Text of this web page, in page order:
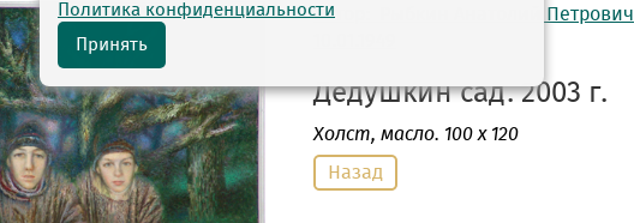
автор: Рыбкин Анатолий Петрович
Дедушкин сад. 2003 г.
Холст, масло. 100 х 120
Назад
Политика конфиденциальности
Принять